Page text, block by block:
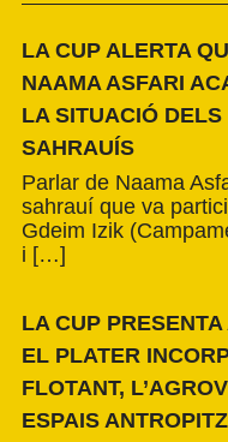
LA CUP ALERTA
NAAMA ASFARI
LA SITUACIÓ
SAHRAUÍS
Parlar de Naama
sahrauí que va
Gdeim Izik
i […]
LA CUP
EL PLATER
FLOTANT,
ESPAIS